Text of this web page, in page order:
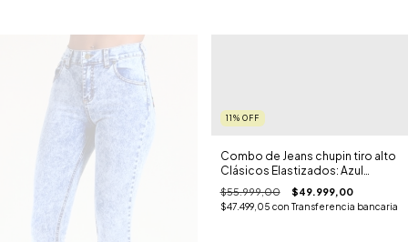
11 % OFF
Combo de Jeans chupin tiro alto
Clásicos Elastizados: Azul
Localizado, Celeste y Azul
Oscuro
$55.999,00 $49.999,00
$47.499,05 con Transferencia bancaria